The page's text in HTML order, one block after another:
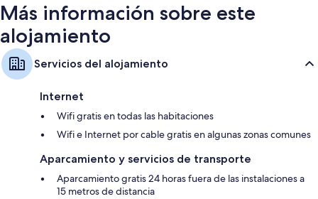
Más información sobre este
alojamiento
Servicios del alojamiento
Internet
Wifi gratis en todas las habitaciones
Wifi e Internet por cable gratis en algunas zonas comunes
Aparcamiento y servicios de transporte
Aparcamiento gratis 24 horas fuera de las instalaciones a
15 metros de distancia